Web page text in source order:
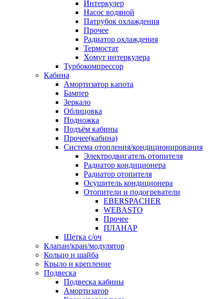
Интеркулер
Насос водяной
Патрубок охлаждения
Прочее
Радиатор охлаждения
Термостат
Хомут интеркулера
Турбокомпрессор
Кабина
Амортизатор капота
Бампер
Зеркало
Облицовка
Подножка
Подъём кабины
Прочее(кабина)
Система отопления/кондиционирования
Электродвигатель отопителя
Радиатор кондиционера
Радиатор отопителя
Осушитель кондиционера
Отопители и подогреватели
EBERSPACHER
WEBASTO
Прочее
ПЛАНАР
Щетка с/оч
Клапан/кран/модулятор
Кольцо и шайба
Крыло и крепление
Подвеска
Подвеска кабины
Амортизатор